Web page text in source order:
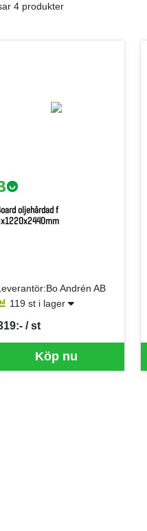
4 produkter
oljehärdad f
Andrén AB
119 st i lager
Köp nu
/ st
per ST